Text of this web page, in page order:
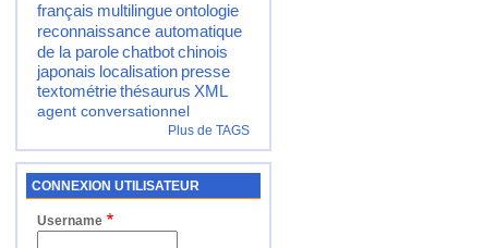
français multilingueontologie
reconnaissance automatique
de la parolechatbotchinois
japonais localisation presse
textométriethésaurus XML
agent conversationnel
Plus de TAGS
CONNEXION UTILISATEUR
Username